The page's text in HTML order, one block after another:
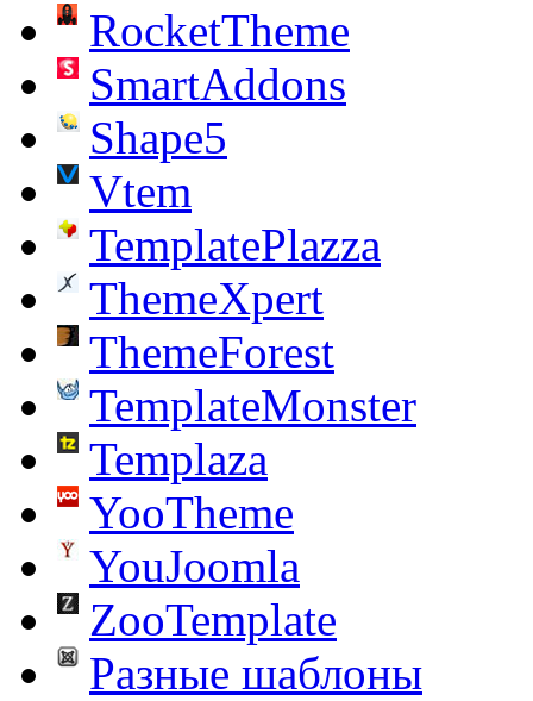
RocketTheme
SmartAddons
Shape5
Vtem
TemplatePlazza
ThemeXpert
ThemeForest
TemplateMonster
Templaza
YooTheme
YouJoomla
ZooTemplate
Разные шаблоны